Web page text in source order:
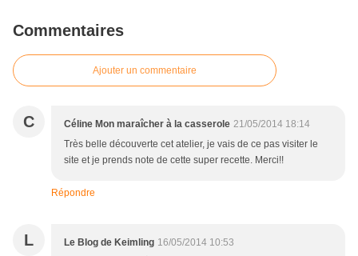
Commentaires
Ajouter un commentaire
C Céline Mon maraîcher à la casserole 21/05/2014 18:14
Très belle découverte cet atelier, je vais de ce pas visiter le
site et je prends note de cette super recette. Merci!!
Répondre
L Le Blog de Keimling 16/05/2014 10:53